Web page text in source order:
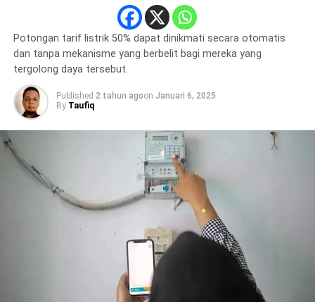
Potongan tarif listrik 50% dapat dinikmati secara otomatis
dan tanpa mekanisme yang berbelit bagi mereka yang
tergolong daya tersebut.
Published 2 tahun agoon Januari 6, 2025
By Taufiq